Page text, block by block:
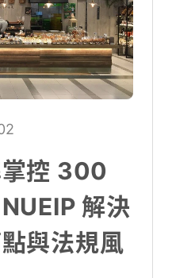
控 300
解決
與法規風